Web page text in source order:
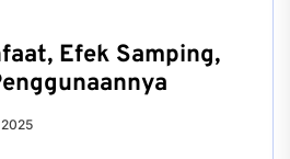
Efek Samping,